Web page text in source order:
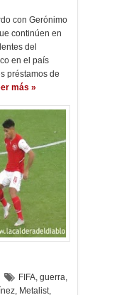
con Gerónimo
continúen en
del
en el país
préstamos de
más »
FIFA, guerra,
, Metalist,